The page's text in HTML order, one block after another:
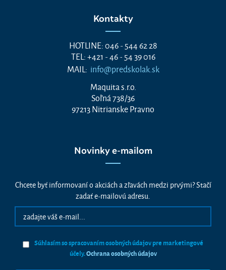
Kontakty
HOTLINE: 046 - 544 62 28
TEL: +421 - 46 - 54 39 016
MAIL: info@predskolak.sk
Maquita s.r.o.
Soľná 738/36
97213 Nitrianske Pravno
Novinky e-mailom
Chcete byť informovaní o akciách a zľavách medzi prvými? Stačí
zadať e-mailovú adresu.
Súhlasím so spracovaním osobných údajov pre marketingové
účely.Ochrana osobných údajov